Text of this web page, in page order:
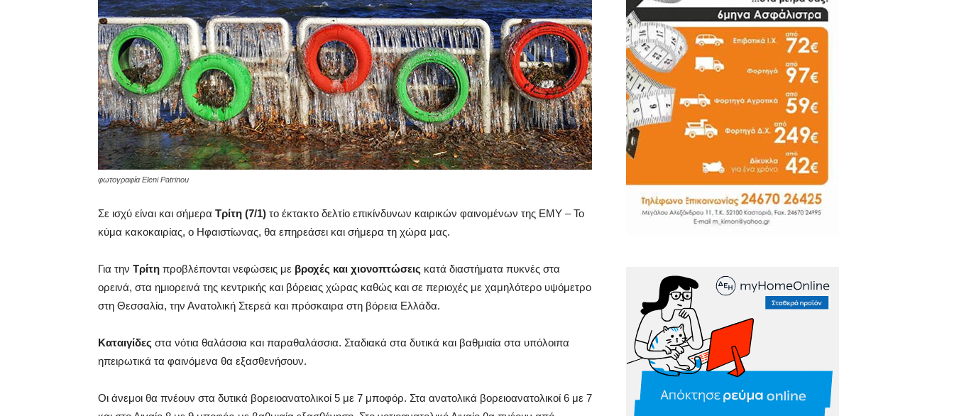
φωτογραφία Eleni Patrinou
Σε ισχύ είναι και σήμερα Τρίτη (7/1) το έκτακτο δελτίο επικίνδυνων καιρικών φαινομένων της ΕΜΥ – Το
κύμα κακοκαιρίας, ο Ηφαιστίωνας, θα επηρεάσει και σήμερα τη χώρα μας.
Για την Τρίτη προβλέπονται νεφώσεις με βροχές και χιονοπτώσεις κατά διαστήματα πυκνές στα
ορεινά, στα ημιορεινά της κεντρικής και βόρειας χώρας καθώς και σε περιοχές με χαμηλότερο υψόμετρο
στη Θεσσαλία, την Ανατολική Στερεά και πρόσκαιρα στη βόρεια Ελλάδα.
Καταιγίδες στα νότια θαλάσσια και παραθαλάσσια. Σταδιακά στα δυτικά και βαθμιαία στα υπόλοιπα
ηπειρωτικά τα φαινόμενα θα εξασθενήσουν.
Οι άνεμοι θα πνέουν στα δυτικά βορειοανατολικοί 5 με 7 μποφόρ. Στα ανατολικά βορειοανατολικοί 6 με 7